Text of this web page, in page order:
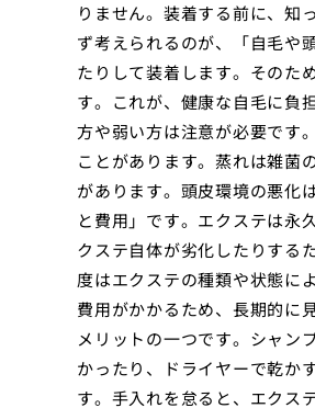
りません。装着する前に、知
ず考えられるのが、「自毛や
たりして装着します。そのた
す。これが、健康な自毛に負
方や弱い方は注意が必要です
ことがあります。蒸れは雑菌
があります。頭皮環境の悪化
と費用」です。エクステは永
クステ自体が劣化したりする
度はエクステの種類や状態に
費用がかかるため、長期的に
メリットの一つです。シャン
かったり、ドライヤーで乾か
す。手入れを怠ると、エクス